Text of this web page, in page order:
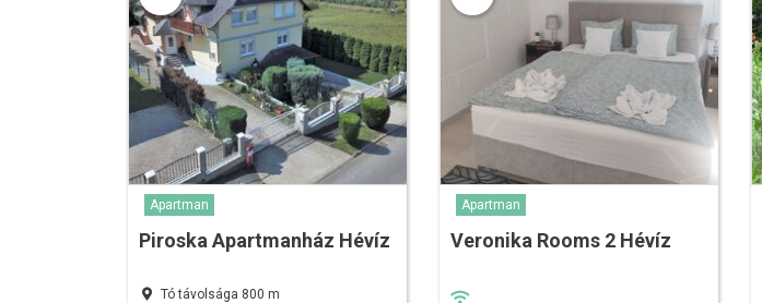
Apartman
Piroska Apartmanház Hévíz
Tó távolsága 800 m
Apartman
Veronika Rooms 2 Hévíz